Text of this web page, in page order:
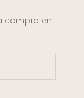
compra en